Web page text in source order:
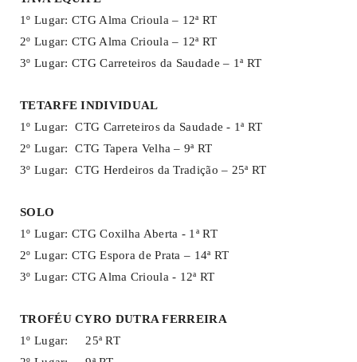
1º Lugar: CTG Alma Crioula – 12ª RT
2º Lugar: CTG Alma Crioula – 12ª RT
3º Lugar: CTG Carreteiros da Saudade – 1ª RT
TETARFE INDIVIDUAL
1º Lugar: CTG Carreteiros da Saudade - 1ª RT
2º Lugar: CTG Tapera Velha – 9ª RT
3º Lugar: CTG Herdeiros da Tradição – 25ª RT
SOLO
1º Lugar: CTG Coxilha Aberta - 1ª RT
2º Lugar: CTG Espora de Prata – 14ª RT
3º Lugar: CTG Alma Crioula - 12ª RT
TROFÉU CYRO DUTRA FERREIRA
1º Lugar: 25ª RT